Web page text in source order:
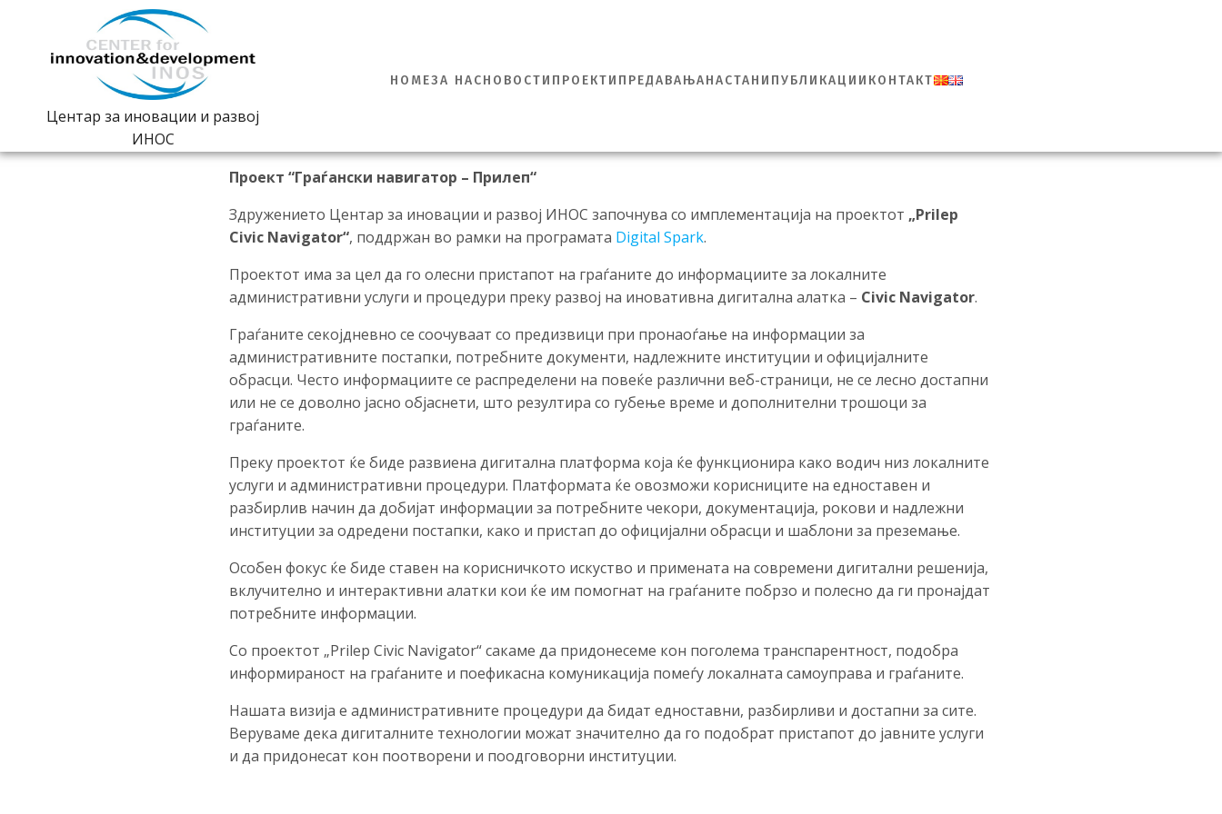
Центар за иновации и развој
ИНОС
HOMEЗА НАСНОВОСТИ ПРОЕКТИ ПРЕДАВАЊАНАСТАНИ ПУБЛИКАЦИИ КОНТАКТ
Проект “Граѓански навигатор – Прилеп“
Здружението Центар за иновации и развој ИНОС започнува со имплементација на проектот „Prilep
Civic Navigator“, поддржан во рамки на програмата Digital Spark.
Проектот има за цел да го олесни пристапот на граѓаните до информациите за локалните
административни услуги и процедури преку развој на иновативна дигитална алатка – Civic Navigator.
Граѓаните секојдневно се соочуваат со предизвици при пронаоѓање на информации за
административните постапки, потребните документи, надлежните институции и официјалните
обрасци. Често информациите се распределени на повеќе различни веб-страници, не се лесно достапни
или не се доволно јасно објаснети, што резултира со губење време и дополнителни трошоци за
граѓаните.
Преку проектот ќе биде развиена дигитална платформа која ќе функционира како водич низ локалните
услуги и административни процедури. Платформата ќе овозможи корисниците на едноставен и
разбирлив начин да добијат информации за потребните чекори, документација, рокови и надлежни
институции за одредени постапки, како и пристап до официјални обрасци и шаблони за преземање.
Особен фокус ќе биде ставен на корисничкото искуство и примената на современи дигитални решенија,
вклучително и интерактивни алатки кои ќе им помогнат на граѓаните побрзо и полесно да ги пронајдат
потребните информации.
Со проектот „Prilep Civic Navigator“ сакаме да придонесеме кон поголема транспарентност, подобра
информираност на граѓаните и поефикасна комуникација помеѓу локалната самоуправа и граѓаните.
Нашата визија е административните процедури да бидат едноставни, разбирливи и достапни за сите.
Веруваме дека дигиталните технологии можат значително да го подобрат пристапот до јавните услуги
и да придонесат кон поотворени и поодговорни институции.